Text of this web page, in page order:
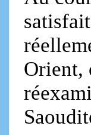
Orient,